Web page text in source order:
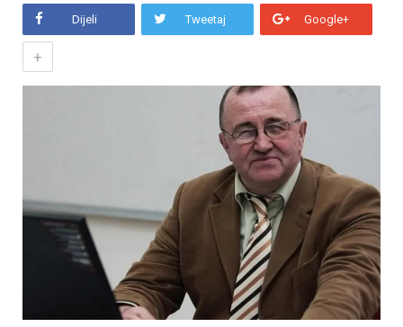
Dijeli Tweetaj Google+
+